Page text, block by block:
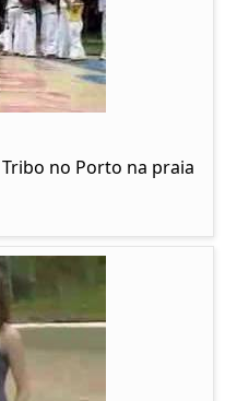
no Porto na praia